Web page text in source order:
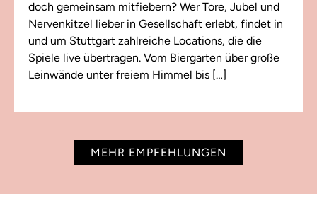
doch gemeinsam mitfiebern? Wer Tore, Jubel und
Nervenkitzel lieber in Gesellschaft erlebt, findet in
und um Stuttgart zahlreiche Locations, die die
Spiele live übertragen. Vom Biergarten über große
Leinwände unter freiem Himmel bis […]
MEHR EMPFEHLUNGEN